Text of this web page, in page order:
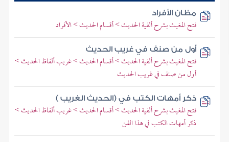
مظان الأفراد
فتح المغيث بشرح ألفية الحديث > أقسام الحديث > الأفراد
أول من صنف في غريب الحديث
فتح المغيث بشرح ألفية الحديث > أقسام الحديث > غريب ألفاظ الحديث >
أول من صنف في غريب الحديث
ذكر أمهات الكتب في (الحديث الغريب )
فتح المغيث بشرح ألفية الحديث > أقسام الحديث > غريب ألفاظ الحديث >
ذكر أمهات الكتب في هذا الفن